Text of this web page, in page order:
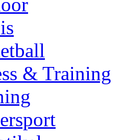
& Training